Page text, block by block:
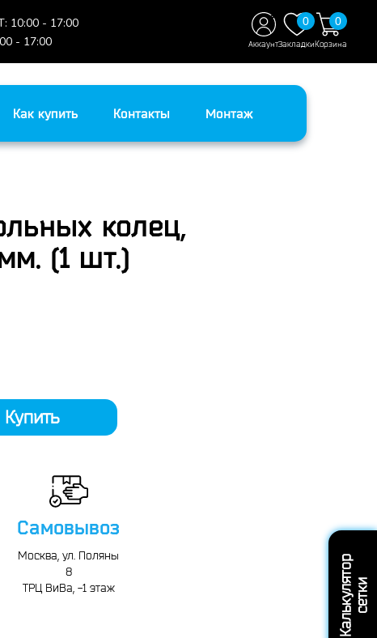
10:00 - 17:00
- 17:00
АккаунтЗакладки
0
Корзина
0
К
а
л
ь
к
у
ля
т
о
р
с
е
т
ки
Как купить Контакты Монтаж
колец,
(1 шт.)
Купить
Самовывоз
Москва, ул. Поляны
8
ТРЦ ВиВа, -1 этаж